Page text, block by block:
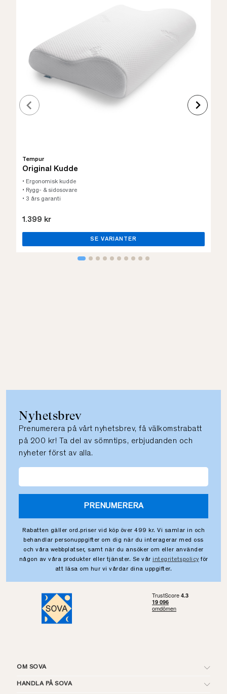
Tempur
Original Kudde
• Ergonomisk kudde
• Rygg- & sidosovare
• 3 års garanti
1.399 kr
SE VARIANTER
Nyhetsbrev
Prenumerera på vårt nyhetsbrev, få välkomstrabatt
på 200 kr! Ta del av sömntips, erbjudanden och
nyheter först av alla.
PRENUMERERA
Rabatten gäller ord.priser vid köp över 499 kr. Vi samlar in och
behandlar personuppgifter om dig när du interagerar med oss
och våra webbplatser, samt när du ansöker om eller använder
någon av våra produkter eller tjänster. Se vår integritetspolicy för
att läsa om hur vi vårdar dina uppgifter.
OM SOVA
HANDLA PÅ SOVA